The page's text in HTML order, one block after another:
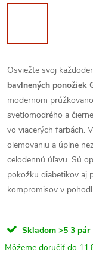
Osviežte svoj
bavlnených ponožiek
modernom
svetlomodrého a
vo viacerých farbách.
olemovaniu a úplne
celodennú úľavu. Sú
pokožku diabetikov aj
kompromisov v
Skladom >5 3 pár